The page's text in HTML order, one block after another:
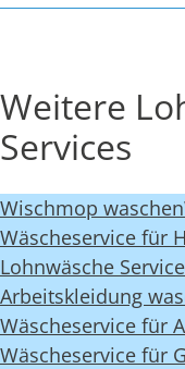
Weitere
Services
Wischmop waschen
Wäscheservice für
Lohnwäsche
Arbeitskleidung
Wäscheservice für
Wäscheservice für